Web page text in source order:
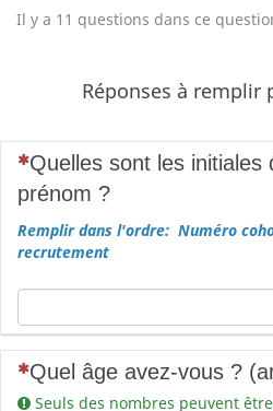
Il y a 11 questions dans ce
Réponses à remplir
(Cette question est obligatoire)
Quelles sont les initiales
prénom ?
Remplir dans l'ordre: Numéro
recrutement
(Cette question est obligatoire)
Quel âge avez-vous ?
Seuls des nombres peuvent